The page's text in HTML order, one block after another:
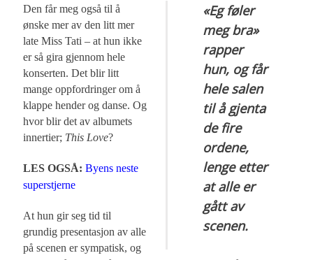
«Eg føler
meg bra»
rapper
hun, og får
hele salen
til å gjenta
de fire
ordene,
lenge etter
at alle er
gått av
scenen.
Den får meg også til å
ønske mer av den litt mer
late Miss Tati – at hun ikke
er så gira gjennom hele
konserten. Det blir litt
mange oppfordringer om å
klappe hender og danse. Og
hvor blir det av albumets
innertier; This Love?
LES OGSÅ: Byens neste
superstjerne
At hun gir seg tid til
grundig presentasjon av alle
på scenen er sympatisk, og